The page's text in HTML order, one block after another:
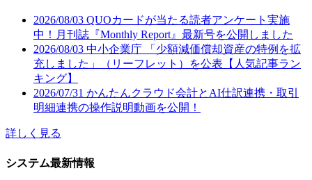
2026/08/03 QUOカードが当たる読者アンケート実施
中！月刊誌『Monthly Report』最新号を公開しました
2026/08/03 中小企業庁 「少額減価償却資産の特例を拡
充しました」（リーフレット）を公表【人気記事ラン
キング】
2026/07/31 かんたんクラウド会計とAI仕訳連携・取引
明細連携の操作説明動画を公開！
詳しく見る
システム最新情報